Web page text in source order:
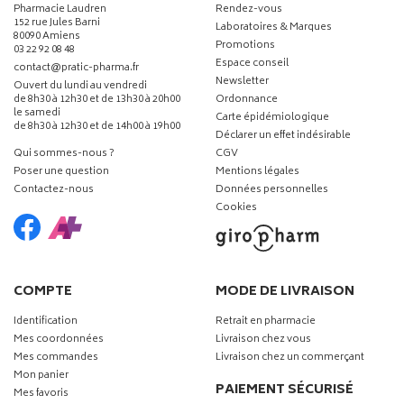
Pharmacie Laudren
152 rue Jules Barni
80090 Amiens
03 22 92 08 48
contact-
@-
pratic-pharma.fr
Ouvert du lundi au vendredi
de 8h30 à 12h30 et de 13h30 à 20h00
le samedi
de 8h30 à 12h30 et de 14h00 à 19h00
Qui sommes-nous ?
Poser une question
Contactez-nous
Rendez-vous
Laboratoires & Marques
Promotions
Espace conseil
Newsletter
Ordonnance
Carte épidémiologique
Déclarer un effet indésirable
CGV
Mentions légales
Données personnelles
Cookies
COMPTE
Identification
Mes coordonnées
Mes commandes
Mon panier
Mes favoris
MODE DE LIVRAISON
Retrait en pharmacie
Livraison chez vous
Livraison chez un commerçant
PAIEMENT SÉCURISÉ